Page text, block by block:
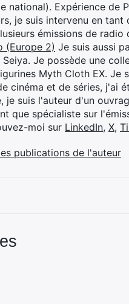
national). Expérience de
je suis intervenu en
émissions de
(Europe 2) Je suis aussi
Seiya. Je possède une
Myth Cloth EX. Je
cinéma et de séries, j'ai
je suis l'auteur d'un
que spécialiste sur
moi sur LinkedIn, X,
publications de l'auteur